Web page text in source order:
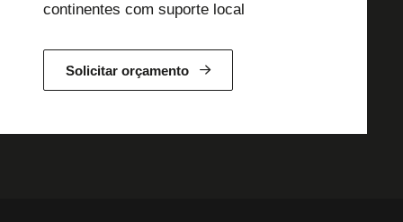
continentes com suporte local
Solicitar orçamento